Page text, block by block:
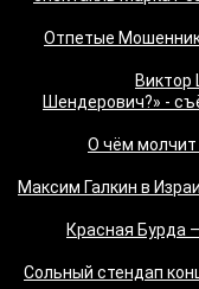
Отпетые
Виктор
Шендерович?» -
«О чём
Максим Галкин в
Красная Бурда
"Сольный стендап